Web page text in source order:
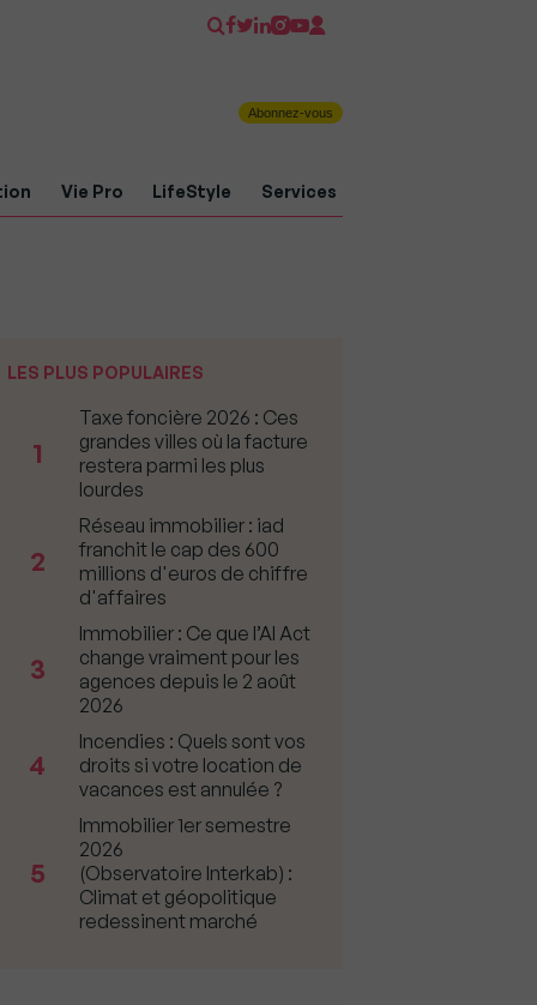
Abonnez-vous
Vie Pro LifeStyle Services
LES PLUS POPULAIRES
1
Taxe foncière 2026 : Ces
grandes villes où la facture
restera parmi les plus
lourdes
2
Réseau immobilier : iad
franchit le cap des 600
millions d'euros de chiffre
d'affaires
3
Immobilier : Ce que l’AI Act
change vraiment pour les
agences depuis le 2 août
2026
4
Incendies : Quels sont vos
droits si votre location de
vacances est annulée ?
5
Immobilier 1er semestre
2026
(Observatoire Interkab) :
Climat et géopolitique
redessinent marché